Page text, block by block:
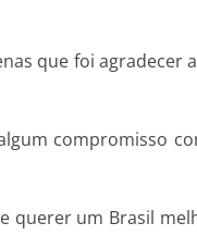
que foi
compromisso
querer um Brasil